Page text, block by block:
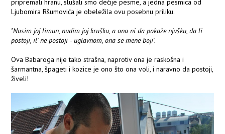
pripremali hranu, slušali smo dečije pesme, a jedna pesmica od
Ljubomira Ršumovića je obeležila ovu posebnu priliku.
"Nosim joj limun, nudim joj krušku, a ona ni da pokaže njušku, da li
postoji, il' ne postoji - uglavnom, ona se mene boji".
Ova Babaroga nije tako strašna, naprotiv ona je raskošna i
šarmantna, špageti i kozice je ono što ona voli, i naravno da postoji,
živeli!